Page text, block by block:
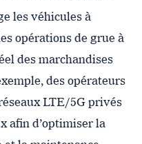
les véhicules à
opérations de grue à
des marchandises
des opérateurs
LTE/5G privés
afin d’optimiser la